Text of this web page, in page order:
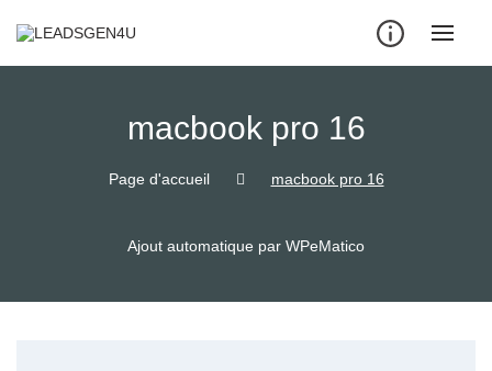
macbook pro 16
Page d'accueil macbook pro 16
Ajout automatique par WPeMatico